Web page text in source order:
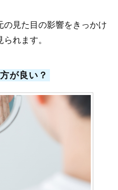
見た目の影響をきっかけ
れます。
が良い？